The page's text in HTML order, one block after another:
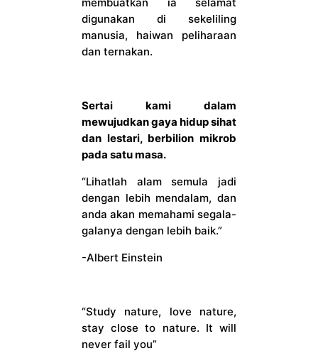
digunakan di sekeliling
manusia, haiwan peliharaan
dan ternakan.
Sertai kami dalam
mewujudkan gaya hidup sihat
dan lestari, berbilion mikrob
pada satu masa.
“Lihatlah alam semula jadi
dengan lebih mendalam, dan
anda akan memahami segala-
galanya dengan lebih baik.”
-Albert Einstein
“Study nature, love nature,
stay close to nature. It will
never fail you”